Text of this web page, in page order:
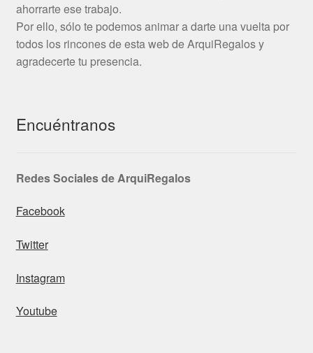
ahorrarte ese trabajo.
Por ello, sólo te podemos animar a darte una vuelta por
todos los rincones de esta web de ArquiRegalos y
agradecerte tu presencia.
Encuéntranos
Redes Sociales de ArquiRegalos
Facebook
Twitter
Instagram
Youtube